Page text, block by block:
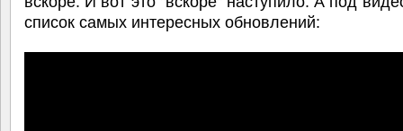
список самых интересных обновлений: